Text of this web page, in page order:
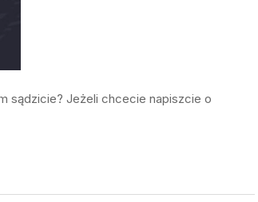
sądzicie? Jeżeli chcecie napiszcie o